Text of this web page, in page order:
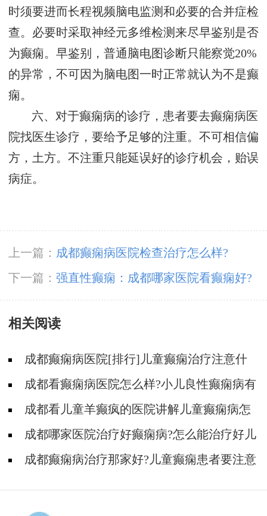
时须要进而长程视频脑电监测和必要的合并症检
查。必要时采取神经元多维检测来尽早鉴别是否
为癫痫。早鉴别，普通脑电图诊断只能察觉20%
的异常，不可因为脑电图一时正常就认为不是癫
痫。
六、对于癫痫病的诊疗，患者要去癫痫病医
院找医生诊疗，要给予足够的注重。不可相信偏
方，土方。不注重只能延误好的诊疗机会，贻误
病症。
上一篇： 成都癫痫病医院检查治疗怎么样?
下一篇： 强直性癫痫：成都哪家医院看癫痫好?
癫痫频繁抽搐发作怎么护理
相关阅读
成都癫痫病医院[排行]儿童癫痫治疗注意什
么?成都看癫痫病医院怎么样?小儿良性癫痫病有
哪些常见类型?
成都看儿童羊癫疯的医院讲解儿童癫痫病怎
么治疗好?
成都哪家医院治疗好癫痫病?怎么能治疗好儿
童癫痫?
成都癫痫病治疗那家好?儿童癫痫患者要注意